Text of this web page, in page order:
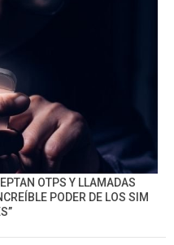
OTPS Y LLAMADAS
PODER DE LOS SIM